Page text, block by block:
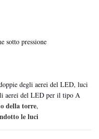
sotto pressione
degli aerei del LED, luci
aerei del LED per il tipo A
della torre,
le luci